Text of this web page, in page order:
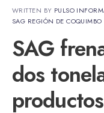
WRITTEN BY PULSO
SAG REGIÓN DE COQUIMBO
SAG
dos